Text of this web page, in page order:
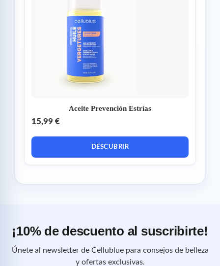
Aceite Prevención Estrías
15,99 €
DESCUBRIR
¡10% de descuento al suscribirte!
Únete al newsletter de Cellublue para consejos de belleza
y ofertas exclusivas.